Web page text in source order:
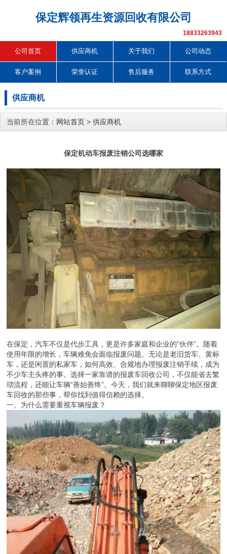
保定辉领再生资源回收有限公司
18833263943
公司首页 供应商机 关于我们 公司动态
客户案例 荣誉认证 售后服务 联系方式
供应商机
当前所在位置： 网站首页 > 供应商机
保定机动车报废注销公司选哪家
在保定，汽车不仅是代步工具，更是许多家庭和企业的“伙伴”。随着
使用年限的增长，车辆难免会面临报废问题。无论是老旧货车、黄标
车，还是闲置的私家车，如何高效、合规地办理报废注销手续，成为
不少车主头疼的事。选择一家靠谱的报废车回收公司，不仅能省去繁
琐流程，还能让车辆“善始善终”。今天，我们就来聊聊保定地区报废
车回收的那些事，帮你找到值得信赖的选择。
一、为什么需要重视车辆报废？